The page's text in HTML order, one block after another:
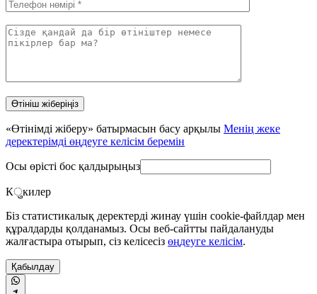
«Өтінімді жіберу» батырмасын басу арқылы Менің жеке
деректерімді өңдеуге келісім беремін
Осы өрісті бос қалдырыңыз
Кुкилер
Біз статистикалық деректерді жинау үшін cookie-файлдар мен
құралдарды қолданамыз. Осы веб-сайтты пайдалануды
жалғастыра отырып, сіз келісесіз өңдеуге келісім.
Қабылдау